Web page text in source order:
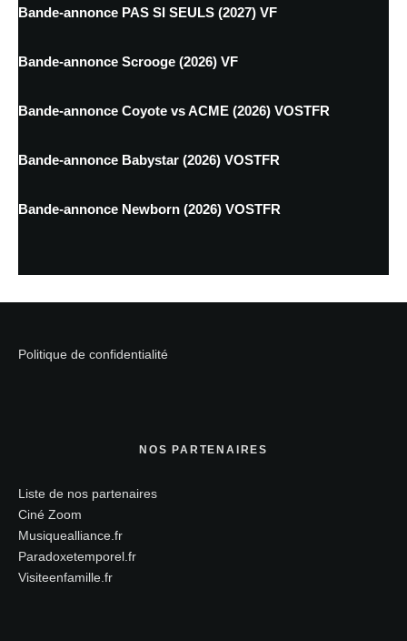
Bande-annonce PAS SI SEULS (2027) VF
Bande-annonce Scrooge (2026) VF
Bande-annonce Coyote vs ACME (2026) VOSTFR
Bande-annonce Babystar (2026) VOSTFR
Bande-annonce Newborn (2026) VOSTFR
Politique de confidentialité
NOS PARTENAIRES
Liste de nos partenaires
Ciné Zoom
Musiquealliance.fr
Paradoxetemporel.fr
Visiteenfamille.fr